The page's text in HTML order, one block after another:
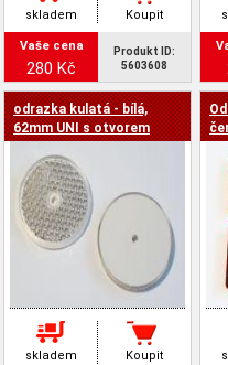
skladem Koupit
Vaše cena
280 Kč
Produkt ID:
5603608
odrazka kulatá - bílá,
62mm UNI s otvorem
skladem Koupit